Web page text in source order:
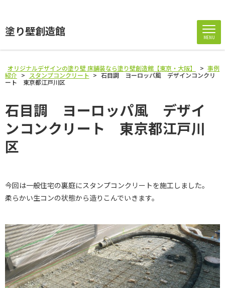
塗り壁創造館 MENU
オリジナルデザインの塗り壁 床舗装なら塗り壁創造館【東京・大阪】 > 事例
紹介 > スタンプコンクリート > 石目調 ヨーロッパ風 デザインコンクリ
ート 東京都江戸川区
石目調 ヨーロッパ風 デザイ
ンコンクリート 東京都江戸川
区
今回は一般住宅の裏庭にスタンプコンクリートを施工しました。
柔らかい生コンの状態から造りこんでいきます。